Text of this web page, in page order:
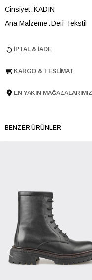
Cinsiyet KADIN
Ana Malzeme Deri-Tekstil
Topuk Boyu 5 cm
Menşei TURKIYE
İPTAL & İADE
KARGO & TESLIMAT
EN YAKIN MAĞAZALARIMIZ
BENZER ÜRÜNLER